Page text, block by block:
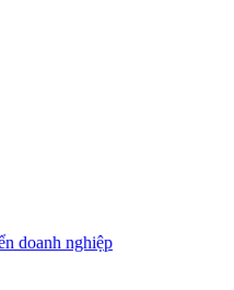
doanh nghiệp